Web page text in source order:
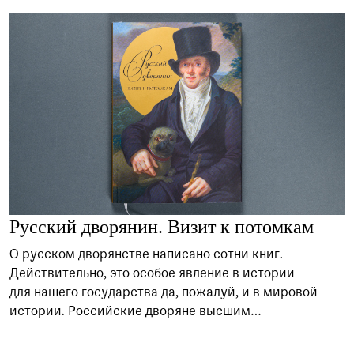
и серебряных изделиях. И хотя сегодня мало кто ест
на серебряной посуде, а новый гаджет зачастую
становится более желанным подарком, чем
драгоценное украшение, древние изделия искусных
мастеров по-прежнему интересуют и волнуют людей.
Эти вещи — неиссякаемый источник вдохновения
для современных ювелиров, поскольку создавались
они «на славу и на века». Издание адресовано
широкому кругу читателей.
Русский дворянин. Визит к потомкам
О русском дворянстве написано сотни книг.
Действительно, это особое явление в истории
для нашего государства да, пожалуй, и в мировой
истории. Российские дворяне высшим